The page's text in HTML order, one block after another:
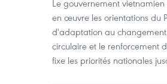
Le gouvernement
en œuvre les orientations du
d'adaptation au
circulaire et le renforcement
fixe les priorités nationales